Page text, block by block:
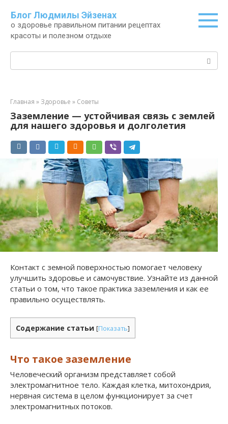
контенту
Блог Людмилы Эйзенах
о здоровье правильном питании рецептах
красоты и полезном отдыхе
Главная » Здоровье » Советы
Заземление — устойчивая связь с землей
для нашего здоровья и долголетия
Контакт с земной поверхностью помогает человеку
улучшить здоровье и самочувствие. Узнайте из данной
статьи о том, что такое практика заземления и как ее
правильно осуществлять.
Содержание статьи [Показать]
Что такое заземление
Человеческий организм представляет собой
электромагнитное тело. Каждая клетка, митохондрия,
нервная система в целом функционирует за счет
электромагнитных потоков.